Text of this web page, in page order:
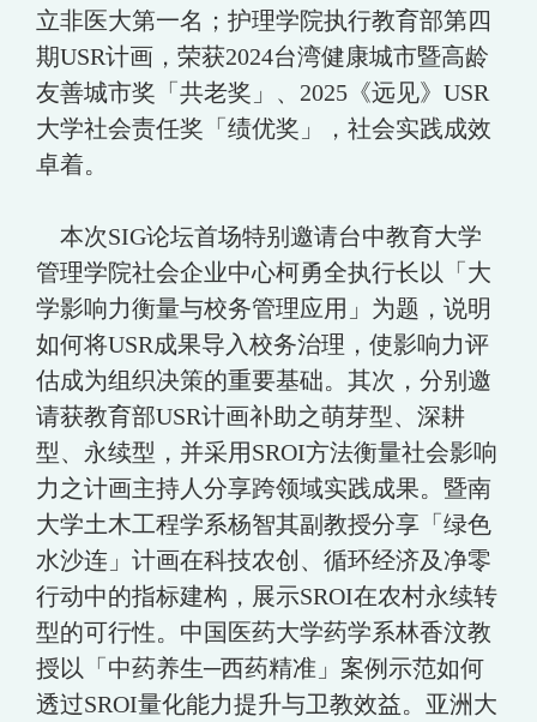
立非医大第一名；护理学院执行教育部第四
期USR计画，荣获2024台湾健康城市暨高龄
友善城市奖「共老奖」、2025《远见》USR
大学社会责任奖「绩优奖」，社会实践成效
卓着。
本次SIG论坛首场特别邀请台中教育大学
管理学院社会企业中心柯勇全执行长以「大
学影响力衡量与校务管理应用」为题，说明
如何将USR成果导入校务治理，使影响力评
估成为组织决策的重要基础。其次，分别邀
请获教育部USR计画补助之萌芽型、深耕
型、永续型，并采用SROI方法衡量社会影响
力之计画主持人分享跨领域实践成果。暨南
大学土木工程学系杨智其副教授分享「绿色
水沙连」计画在科技农创、循环经济及净零
行动中的指标建构，展示SROI在农村永续转
型的可行性。中国医药大学药学系林香汶教
授以「中药养生─西药精准」案例示范如何
透过SROI量化能力提升与卫教效益。亚洲大